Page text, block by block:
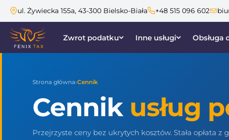
ul. Żywiecka 155a, 43-300 Bielsko-Biała +48 515 096 602
Zwrot podatku Inne usługi Obsługa
Strona główna›Cennik
Cennik usług
Przejrzyste ceny bez ukrytych kosztów. Stała opłata